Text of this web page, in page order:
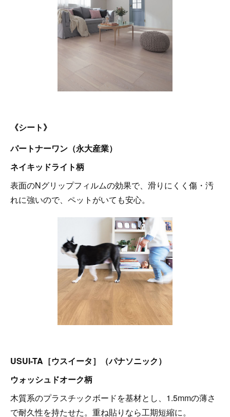
《シート》
パートナーワン（永大産業）
ネイキッドライト柄
表面のNグリップフィルムの効果で、滑りにくく傷・汚
れに強いので、ペットがいても安心。
USUI-TA［ウスイータ］（パナソニック）
ウォッシュドオーク柄
木質系のプラスチックボードを基材とし、1.5mmの薄さ
で耐久性を持たせた。重ね貼りなら工期短縮に。